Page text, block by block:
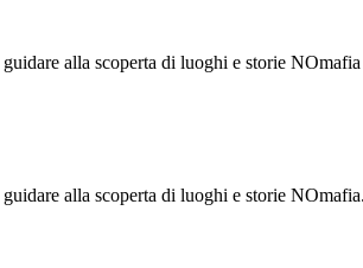
alla scoperta di luoghi e storie NOmafia
alla scoperta di luoghi e storie NOmafia.